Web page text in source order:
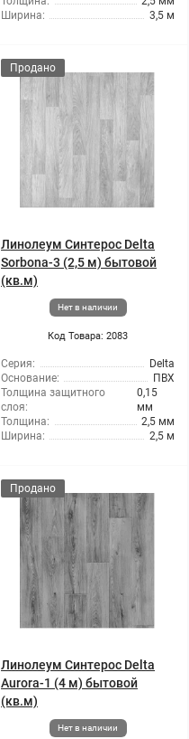
Ширина:
3,5 м
Продано
Линолеум Синтерос Delta
Sorbona-3 (2,5 м) бытовой
(кв.м)
Нет в наличии
Код Товара: 2083
Серия:
Delta
Основание:
ПВХ
Толщина защитного
слоя:
0,15
мм
Толщина:
2,5 мм
Ширина:
2,5 м
Продано
Линолеум Синтерос Delta
Aurora-1 (4 м) бытовой
(кв.м)
Нет в наличии